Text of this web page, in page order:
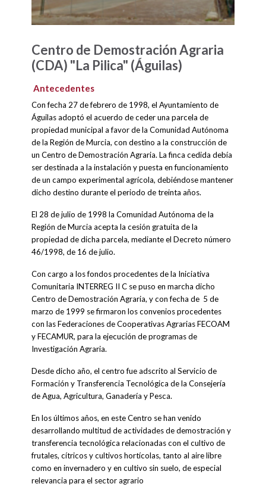
Centro de Demostración Agraria
(CDA) "La Pilica" (Águilas)
Antecedentes
Con fecha 27 de febrero de 1998, el Ayuntamiento de
Águilas adoptó el acuerdo de ceder una parcela de
propiedad municipal a favor de la Comunidad Autónoma
de la Región de Murcia, con destino a la construcción de
un Centro de Demostración Agraria. La finca cedida debía
ser destinada a la instalación y puesta en funcionamiento
de un campo experimental agrícola, debiéndose mantener
dicho destino durante el periodo de treinta años.
El 28 de julio de 1998 la Comunidad Autónoma de la
Región de Murcia acepta la cesión gratuita de la
propiedad de dicha parcela, mediante el Decreto número
46/1998, de 16 de julio.
Con cargo a los fondos procedentes de la Iniciativa
Comunitaria INTERREG II C se puso en marcha dicho
Centro de Demostración Agraria, y con fecha de 5 de
marzo de 1999 se firmaron los convenios procedentes
con las Federaciones de Cooperativas Agrarias FECOAM
y FECAMUR, para la ejecución de programas de
Investigación Agraria.
Desde dicho año, el centro fue adscrito al Servicio de
Formación y Transferencia Tecnológica de la Consejería
de Agua, Agricultura, Ganadería y Pesca.
En los últimos años, en este Centro se han venido
desarrollando multitud de actividades de demostración y
transferencia tecnológica relacionadas con el cultivo de
frutales, cítricos y cultivos hortícolas, tanto al aire libre
como en invernadero y en cultivo sin suelo, de especial
relevancia para el sector agrario